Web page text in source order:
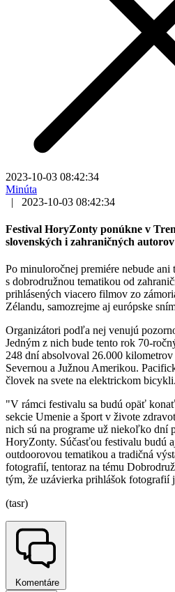
2023-10-03 08:42:34
Minúta
|
2023-10-03 08:42:34
Festival HoryZonty ponúkne v
slovenských i zahraničných autorov
Po minuloročnej premiére nebude
s dobrodružnou tematikou od
prihlásených viacero filmov zo
Zélandu, samozrejme aj európske
Organizátori podľa nej venujú
Jedným z nich bude tento rok 70-
248 dní absolvoval 26.000
Severnou a Južnou Amerikou.
človek na svete na elektrickom bicykli.
"V rámci festivalu sa budú opäť
sekcie Umenie a šport v živote
nich sú na programe už niekoľko dní
HoryZonty. Súčasťou festivalu budú
outdoorovou tematikou a tradičná
fotografií, tentoraz na tému
tým, že uzávierka prihlášok fotografií
(tasr)
Komentáre